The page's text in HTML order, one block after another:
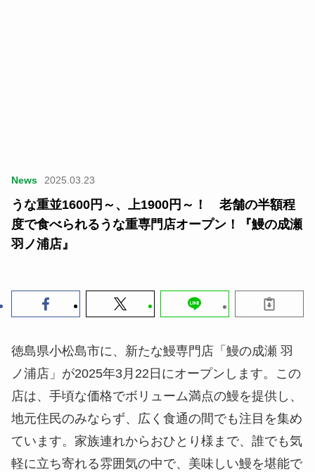
News 2025.03.23
うな重並1600円～、上1900円～！ 老舗の半額程
度で食べられるうな重専門店オープン！『鰻の成瀬
羽ノ浦店』
徳島県小松島市に、新たな鰻専門店「鰻の成瀬 羽
ノ浦店」が2025年3月22日にオープンします。この
店は、手頃な価格でボリューム満点の鰻を提供し、
地元住民のみならず、広く食通の間でも注目を集め
ています。家族連れからおひとり様まで、誰でも気
軽に立ち寄れる雰囲気の中で、美味しい鰻を堪能で